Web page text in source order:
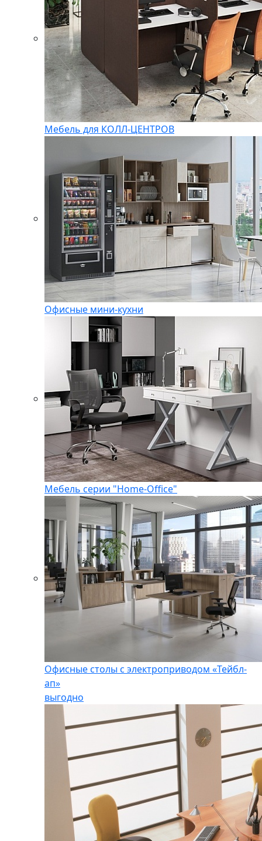
Мебель для КОЛЛ-ЦЕНТРОВ
Офисные мини-кухни
Мебель серии "Home-Office"
Офисные столы с электроприводом «Тейбл-
ап»
выгодно